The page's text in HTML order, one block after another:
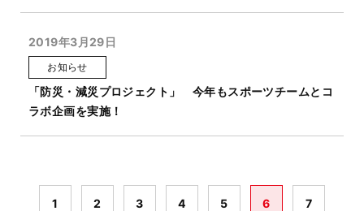
2019年3月29日
お知らせ
「防災・減災プロジェクト」 今年もスポーツチームとコ
ラボ企画を実施！
1 2 3 4 5 6 7